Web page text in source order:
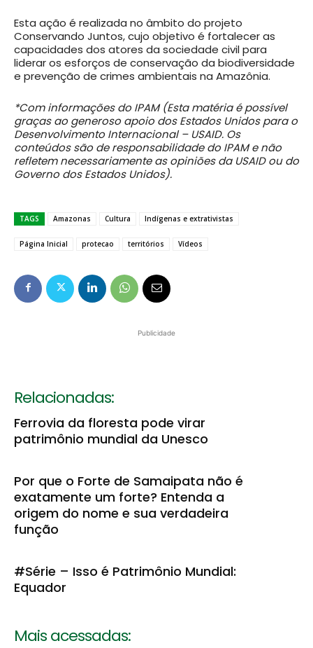
Esta ação é realizada no âmbito do projeto
Conservando Juntos, cujo objetivo é fortalecer as
capacidades dos atores da sociedade civil para
liderar os esforços de conservação da biodiversidade
e prevenção de crimes ambientais na Amazônia.
*Com informações do IPAM (Esta matéria é possível
graças ao generoso apoio dos Estados Unidos para o
Desenvolvimento Internacional – USAID. Os
conteúdos são de responsabilidade do IPAM e não
refletem necessariamente as opiniões da USAID ou do
Governo dos Estados Unidos).
TAGS Amazonas Cultura Indígenas e extrativistas
Página Inicial protecao territórios Vídeos
Publicidade
Relacionadas:
Ferrovia da floresta pode virar
patrimônio mundial da Unesco
Por que o Forte de Samaipata não é
exatamente um forte? Entenda a
origem do nome e sua verdadeira
função
#Série – Isso é Patrimônio Mundial:
Equador
Mais acessadas: